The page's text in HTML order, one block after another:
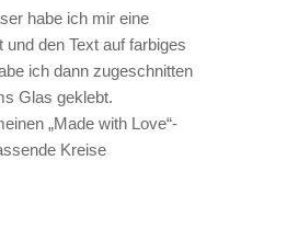
habe ich mir eine
den Text auf farbiges
ich dann zugeschnitten
Glas geklebt.
„Made with Love“-
Kreise